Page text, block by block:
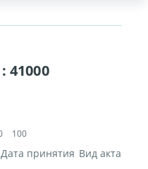
:41000
100
Дата принятия Вид акта